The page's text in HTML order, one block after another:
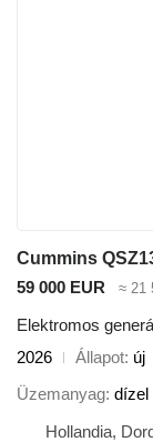
Cummins
59 000 EUR
≈ 21
Elektromos
2026
Állapot új
Üzemanyag dízel
Hollandia,